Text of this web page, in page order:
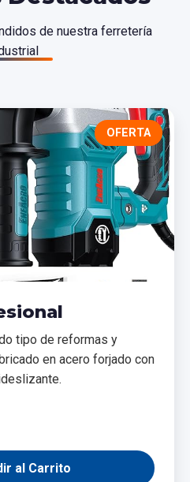
de nuestra ferretería
OFERTA
tipo de reformas y
en acero forjado con
al Carrito